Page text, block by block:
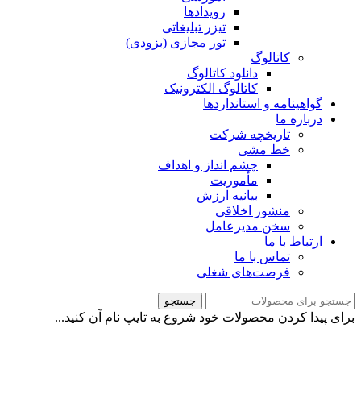
رویدادها
تیزر تبلیغاتی
تور مجازی (بزودی)
کاتالوگ
دانلود کاتالوگ
کاتالوگ الکترونیک
گواهینامه و استانداردها
درباره ما
تاریخچه شرکت
خط مشی
چشم انداز و اهداف
مأموریت
بیانیه ارزش
منشور اخلاقی
سخن مدیرعامل
ارتباط با ما
تماس با ما
فرصت‌های شغلی
جستجو
برای پیدا کردن محصولات خود شروع به تایپ نام آن کنید...